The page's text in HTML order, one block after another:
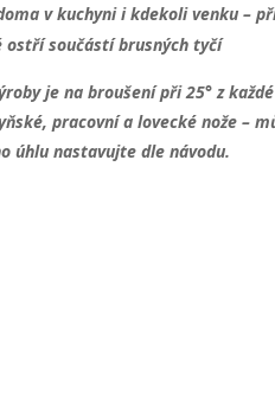
v kuchyni i kdekoli venku –
ostří součástí brusných tyčí
je na broušení při 25° z
pracovní a lovecké nože –
úhlu nastavujte dle návodu.